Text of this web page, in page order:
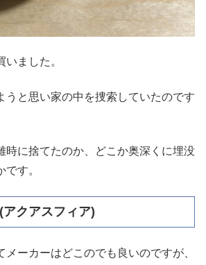
ました。
うと思い家の中を捜索していたのです
時に捨てたのか、どこか奥深くに埋没
す。
クアスフィア)
メーカーはどこのでも良いのですが、